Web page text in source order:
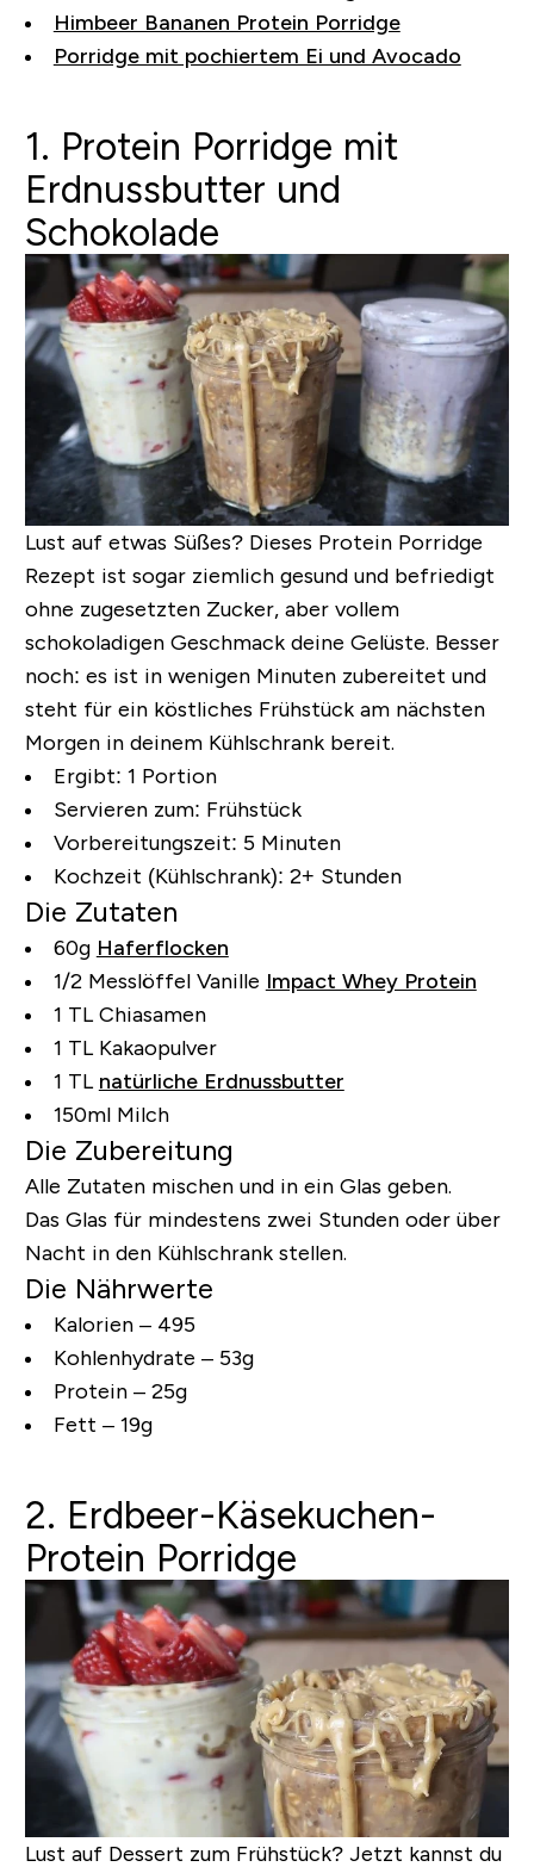
Himbeer Bananen Protein Porridge
Porridge mit pochiertem Ei und Avocado
1. Protein Porridge mit
Erdnussbutter und
Schokolade
Lust auf etwas Süßes? Dieses Protein Porridge
Rezept ist sogar ziemlich gesund und befriedigt
ohne zugesetzten Zucker, aber vollem
schokoladigen Geschmack deine Gelüste. Besser
noch: es ist in wenigen Minuten zubereitet und
steht für ein köstliches Frühstück am nächsten
Morgen in deinem Kühlschrank bereit.
Ergibt: 1 Portion
Servieren zum: Frühstück
Vorbereitungszeit: 5 Minuten
Kochzeit (Kühlschrank): 2+ Stunden
Die Zutaten
60g Haferflocken
1/2 Messlöffel Vanille Impact Whey Protein
1 TL Chiasamen
1 TL Kakaopulver
1 TL natürliche Erdnussbutter
150ml Milch
Die Zubereitung
Alle Zutaten mischen und in ein Glas geben.
Das Glas für mindestens zwei Stunden oder über
Nacht in den Kühlschrank stellen.
Die Nährwerte
Kalorien – 495
Kohlenhydrate – 53g
Protein – 25g
Fett – 19g
2. Erdbeer-Käsekuchen-
Protein Porridge
Lust auf Dessert zum Frühstück? Jetzt kannst du